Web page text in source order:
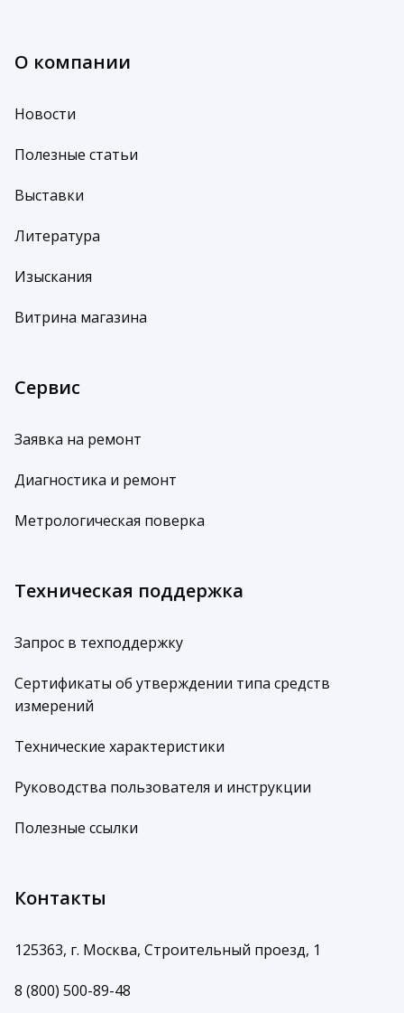
О компании
Новости
Полезные статьи
Выставки
Литература
Изыскания
Витрина магазина
Сервис
Заявка на ремонт
Диагностика и ремонт
Метрологическая поверка
Техническая поддержка
Запрос в техподдержку
Сертификаты об утверждении типа средств
измерений
Технические характеристики
Руководства пользователя и инструкции
Полезные ссылки
Контакты
125363, г. Москва, Строительный проезд, 1
8 (800) 500-89-48